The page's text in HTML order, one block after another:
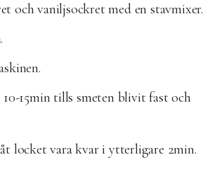
och vaniljsockret med en stavmixer.
10-15min tills smeten blivit fast och
locket vara kvar i ytterligare 2min.